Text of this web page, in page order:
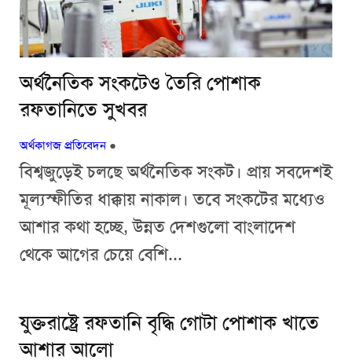
অর্থনৈতিক সংকটেও তৈরি পোশাক
রফতানিতে সুখবর
অর্থকাগজ প্রতিবেদন ●
বিশ্বজুড়েই চলছে অর্থনৈতিক সংকট। প্রায় সবদেশই
মূল্যস্ফীতির ধাক্কায় নাকাল। তবে সংকটের মধ্যেও
আশার কথা হচ্ছে, উন্নত দেশগুলো বাংলাদেশ
থেকে আগের চেয়ে বেশি...
যুক্তরাষ্ট্রে রফতানি বৃদ্ধি গোটা পোশাক খাতে
আশার আলো